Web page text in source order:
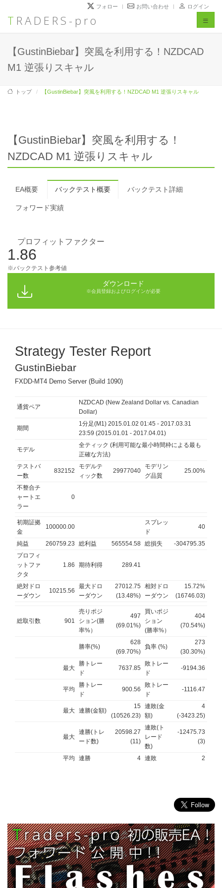
TRADERS-pro
フォロー お問い合わせ ログイン
Toggle
【GustinBiebar】突風を利用する！NZDCAD
M1 逆張りスキャル
トップ 【GustinBiebar】突風を利用する！NZDCAD M1 逆張りスキャル
【GustinBiebar】突風を利用する！
NZDCAD M1 逆張りスキャル
EA概要 バックテスト概要 バックテスト詳細
フォワード実績
プロフィットファクター
1.86
※バックテスト参考値
ダウンロード
※会員登録およびログインが必要
Strategy Tester Report
GustinBiebar
FXDD-MT4 Demo Server (Build 1090)
通貨ペア
NZDCAD (New Zealand Dollar vs. Canadian
Dollar)
期間
1分足(M1) 2015.01.02 01:45 - 2017.03.31
23:59 (2015.01.01 - 2017.04.01)
モデル
全ティック (利用可能な最小時間枠による最も
正確な方法)
テストバ
ー数
832152
モデルテ
ィック数
29977040
モデリン
グ品質
25.00%
不整合チ
ャートエ
ラー
0
初期証拠
金
100000.00
スプレッ
ド
40
純益 260759.23 総利益 565554.58 総損失
-304795.35
プロフィ
ットファ
クタ
1.86 期待利得 289.41
絶対ドロ
ーダウン
10215.56
最大ドロ
ーダウン
27012.75
(13.48%)
相対ドロ
ーダウン
15.72%
(16746.03)
総取引数 901
売りポジ
ション(勝
率%）
497
(69.01%)
買いポジ
ション
(勝率%）
404
(70.54%)
勝率(%)
628
(69.70%)
負率 (%)
273
(30.30%)
最大
勝トレー
ド
7637.85
敗トレー
ド
-9194.36
平均
勝トレー
ド
900.56
敗トレー
ド
-1116.47
最大 連勝(金額)
15
(10526.23)
連敗(金
額)
4
(-3423.25)
最大
連勝(トレ
ード数)
20598.27
(11)
連敗(ト
レード
数)
-12475.73
(3)
平均 連勝 4 連敗 2